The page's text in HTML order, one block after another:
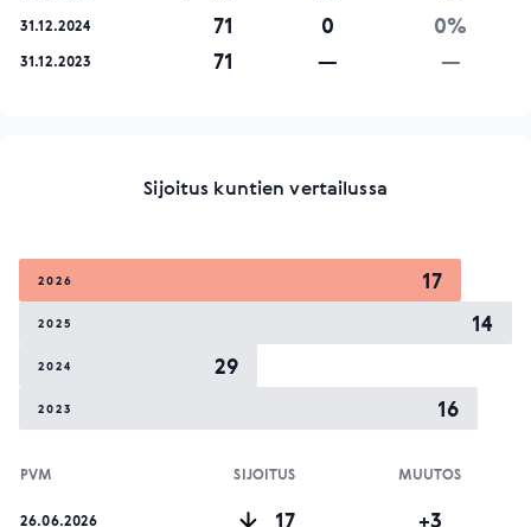
31.12.2024 71 0 0%
31.12.2023 71 — —
Sijoitus kuntien vertailussa
2026 17
2025 14
2024 29
2023 16
PVM SIJOITUS MUUTOS
26.06.2026 17 +3